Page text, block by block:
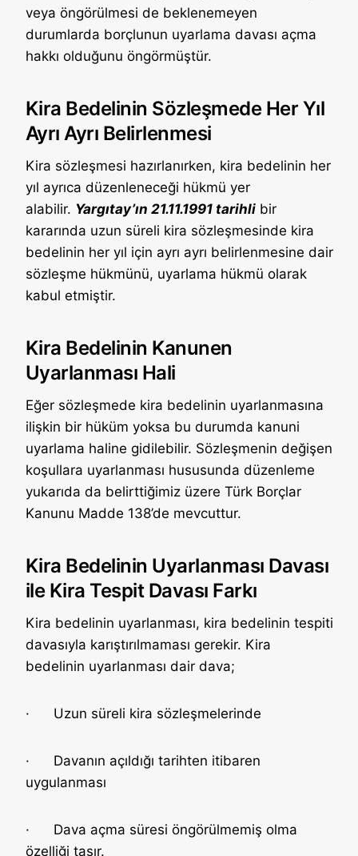
veya öngörülmesi de beklenemeyen
durumlarda borçlunun uyarlama davası açma
hakkı olduğunu öngörmüştür.
Kira Bedelinin Sözleşmede Her Yıl
Ayrı Ayrı Belirlenmesi
Kira sözleşmesi hazırlanırken, kira bedelinin her
yıl ayrıca düzenleneceği hükmü yer
alabilir. Yargıtay’ın 21.11.1991 tarihlibir
kararında uzun süreli kira sözleşmesinde kira
bedelinin her yıl için ayrı ayrı belirlenmesine dair
sözleşme hükmünü, uyarlama hükmü olarak
kabul etmiştir.
Kira Bedelinin Kanunen
Uyarlanması Hali
Eğer sözleşmede kira bedelinin uyarlanmasına
ilişkin bir hüküm yoksa bu durumda kanuni
uyarlama haline gidilebilir. Sözleşmenin değişen
koşullara uyarlanması hususunda düzenleme
yukarıda da belirttiğimiz üzere Türk Borçlar
Kanunu Madde 138’de mevcuttur.
Kira Bedelinin Uyarlanması Davası
ile Kira Tespit Davası Farkı
Kira bedelinin uyarlanması, kira bedelinin tespiti
davasıyla karıştırılmaması gerekir. Kira
bedelinin uyarlanması dair dava;
· Uzun süreli kira sözleşmelerinde
· Davanın açıldığı tarihten itibaren
uygulanması
· Dava açma süresi öngörülmemiş olma
özelliği taşır.